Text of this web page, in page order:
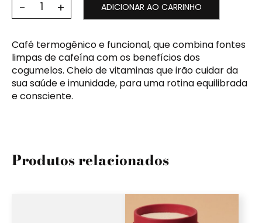
ADICIONAR AO CARRINHO
Café termogênico e funcional, que combina fontes
limpas de cafeína com os benefícios dos
cogumelos. Cheio de vitaminas que irão cuidar da
sua saúde e imunidade, para uma rotina equilibrada
e consciente.
Produtos relacionados